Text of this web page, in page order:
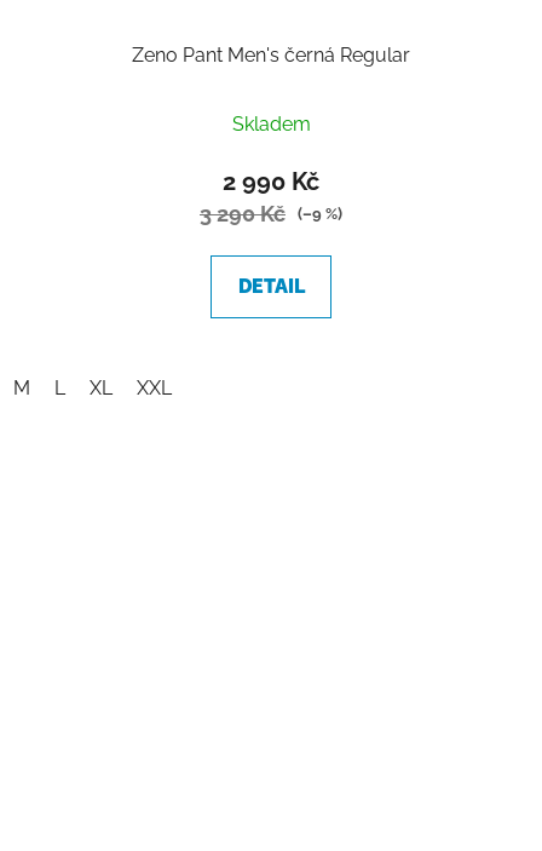
Zeno Pant Men's černá Regular
Skladem
2 990 Kč
3 290 Kč (–9 %)
DETAIL
M L XL XXL